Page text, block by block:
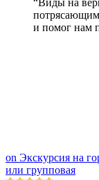
“Виды на
и помог нам
on Экскурсия на
или групповая